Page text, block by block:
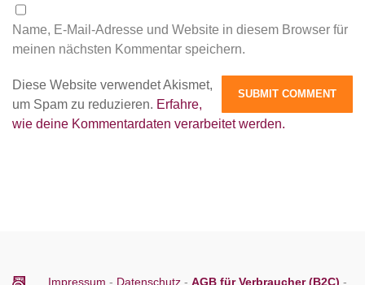
Name, E-Mail-Adresse und Website in diesem Browser für
meinen nächsten Kommentar speichern.
Diese Website verwendet Akismet,
um Spam zu reduzieren. Erfahre,
wie deine Kommentardaten verarbeitet werden.
Impressum - Datenschutz- AGB für Verbraucher (B2C) -